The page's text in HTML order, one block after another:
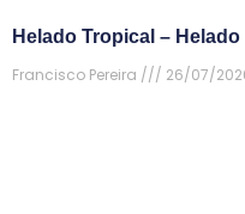
Helado Tropical –
Francisco Pereira
26/07/